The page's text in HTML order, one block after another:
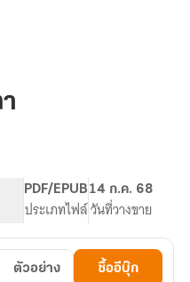
PDF/EPUB
ประเภทไฟล์
14 ก.ค. 68
วันที่วางขาย
ตัวอย่าง ซื้ออีบุ๊ก